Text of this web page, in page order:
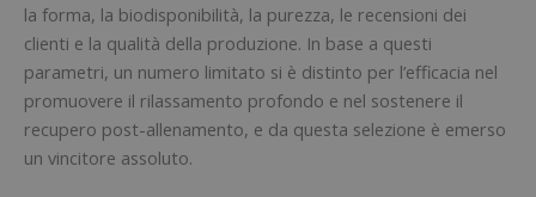
la forma, la biodisponibilità, la purezza, le recensioni dei
clienti e la qualità della produzione. In base a questi
parametri, un numero limitato si è distinto per l’efficacia nel
promuovere il rilassamento profondo e nel sostenere il
recupero post-allenamento, e da questa selezione è emerso
un vincitore assoluto.